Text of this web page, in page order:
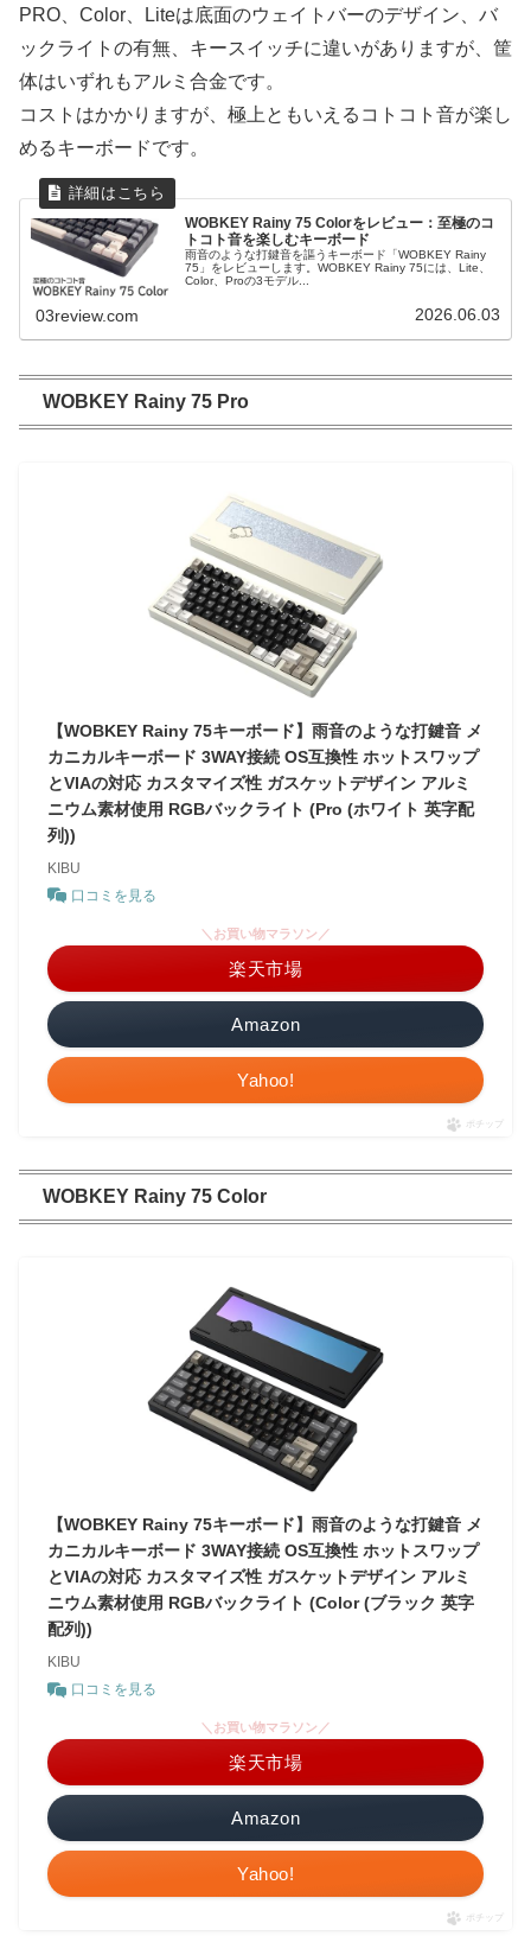
PRO、Color、Liteは底面のウェイトバーのデザイン、バ
ックライトの有無、キースイッチに違いがありますが、筐
体はいずれもアルミ合金です。
コストはかかりますが、極上ともいえるコトコト音が楽し
めるキーボードです。
WOBKEY Rainy 75 Colorをレビュー：至極のコ
トコト音を楽しむキーボード
雨音のような打鍵音を謳うキーボード「WOBKEY Rainy
75」をレビューします。WOBKEY Rainy 75には、Lite、
Color、Proの3モデル...
03review.com 2026.06.03
WOBKEY Rainy 75 Pro
【WOBKEY Rainy 75キーボード】雨音のような打鍵音 メ
カニカルキーボード 3WAY接続 OS互換性 ホットスワップ
とVIAの対応 カスタマイズ性 ガスケットデザイン アルミ
ニウム素材使用 RGBバックライト (Pro (ホワイト 英字配
列))
KIBU
口コミを見る
Amazon
＼お買い物マラソン／
楽天市場
Yahoo!
ポチップ
WOBKEY Rainy 75 Color
【WOBKEY Rainy 75キーボード】雨音のような打鍵音 メ
カニカルキーボード 3WAY接続 OS互換性 ホットスワップ
とVIAの対応 カスタマイズ性 ガスケットデザイン アルミ
ニウム素材使用 RGBバックライト (Color (ブラック 英字
配列))
KIBU
口コミを見る
Amazon
＼お買い物マラソン／
楽天市場
Yahoo!
ポチップ